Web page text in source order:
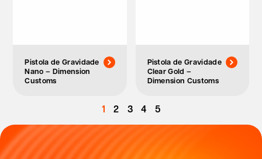
Pistola de Gravidade
Nano – Dimension
Customs
Pistola de Gravidade
Clear Gold –
Dimension Customs
1 2 3 4 5